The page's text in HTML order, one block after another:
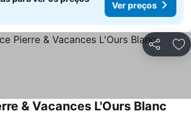
Ver preços
Partilhar
& Vacances L'Ours Blanc